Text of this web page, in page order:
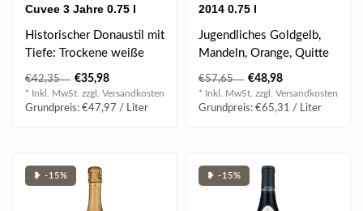
Cuvee 3 Jahre 0.75 l
Historischer Donaustil mit
Tiefe: Trockene weiße
Cuvée von Schloss
Gobelsburg,..
€42,35 €35,98
* Inkl. MwSt. zzgl. Versandkosten
Grundpreis: €47,97 / Liter
2014 0.75 l
Jugendliches Goldgelb,
Mandeln, Orange, Quitte
& Nelken, nussige Würze,
gehaltv..
€57,65 €48,98
* Inkl. MwSt. zzgl. Versandkosten
Grundpreis: €65,31 / Liter
❥ -15% ❥ -15%